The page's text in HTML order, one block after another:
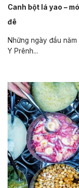
Canh bột lá yao –
đê
Những ngày đầu
Y Prênh...